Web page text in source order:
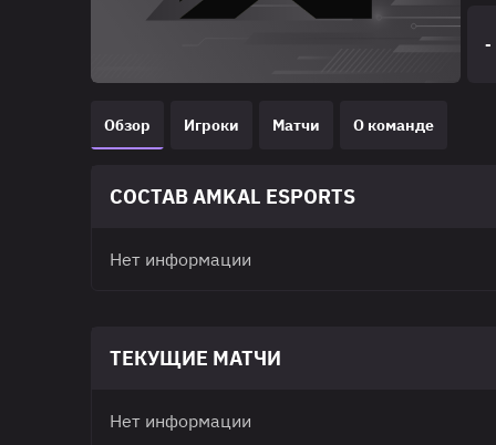
-
Обзор Игроки Матчи О команде
СОСТАВ AMKAL ESPORTS
Нет информации
ТЕКУЩИЕ МАТЧИ
Нет информации